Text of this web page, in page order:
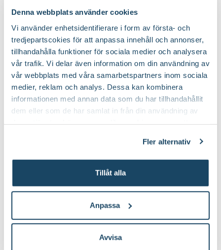
Denna webbplats använder cookies
Vi använder enhetsidentifierare i form av första- och
tredjepartscokies för att anpassa innehåll och annonser,
tillhandahålla funktioner för sociala medier och analysera
vår trafik. Vi delar även information om din användning av
vår webbplats med våra samarbetspartners inom sociala
medier, reklam och analys. Dessa kan kombinera
informationen med annan data som du har tillhandahållit
dem eller som de har samlat in från din användning av
Fler alternativ
Tillåt alla
Anpassa
Avvisa
Biologiska växtskyddsmedel bygger på
av med sorgmyggor och förebygga
Experten tipsar
Så här
skadedjuren
Att skapa en trädgård
om att få bästa
vacker trädgård utan
omgivningen. Men hur
Du kanske också gillar